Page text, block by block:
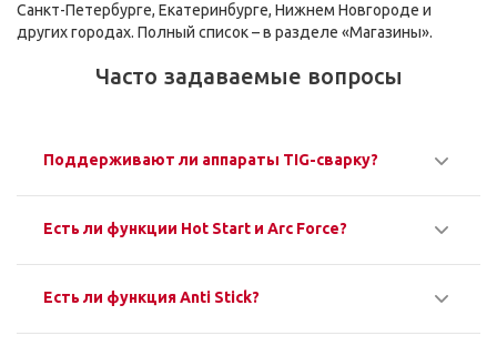
Санкт-Петербурге, Екатеринбурге, Нижнем Новгороде и
других городах. Полный список – в разделе «Магазины».
Часто задаваемые вопросы
Поддерживают ли аппараты TIG-сварку?
Есть ли функции Hot Start и Arc Force?
Есть ли функция Anti Stick?